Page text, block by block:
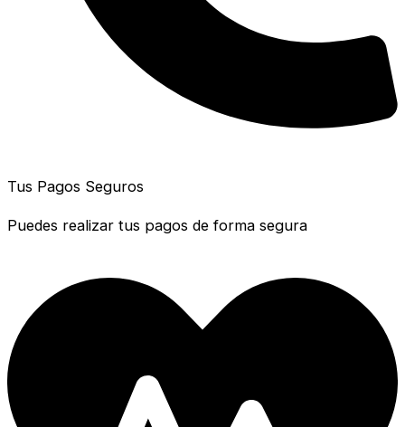
Tus Pagos Seguros
Puedes realizar tus pagos de forma segura